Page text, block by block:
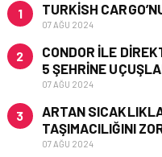
1 TURKISH
07 AĞU 2024
2
CONDOR ILE
5 ŞEHRINE
07 AĞU 2024
3
ARTAN
TAŞIMACILIĞINI
07 AĞU 2024